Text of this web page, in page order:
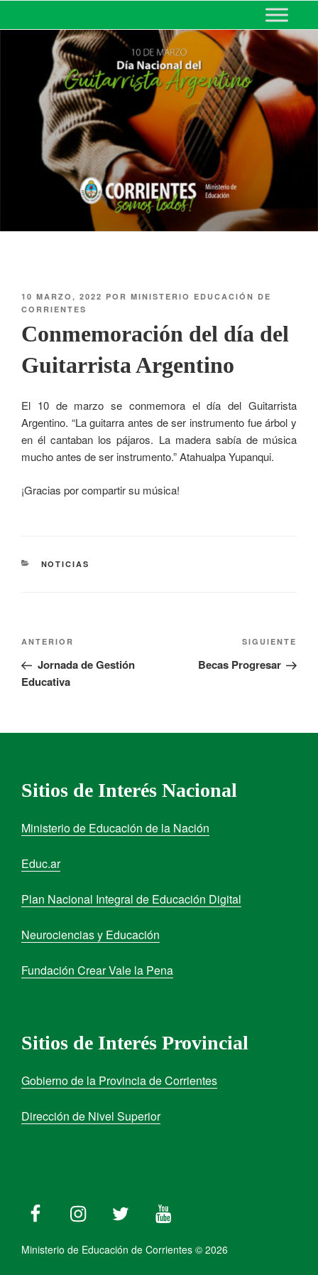
MINISTERIO DE EDUCACIÓN
DE CORRIENTES
10 MARZO, 2022 POR MINISTERIO EDUCACIÓN DE
CORRIENTES
Conmemoración del día del
Guitarrista Argentino
El 10 de marzo se conmemora el día del Guitarrista
Argentino. “La guitarra antes de ser instrumento fue árbol y
en él cantaban los pájaros. La madera sabía de música
mucho antes de ser instrumento.” Atahualpa Yupanqui.
¡Gracias por compartir su música!
NOTICIAS
ANTERIOR
Jornada de Gestión
Educativa
SIGUIENTE
Becas Progresar
Sitios de Interés Nacional
Ministerio de Educación de la Nación
Educ.ar
Plan Nacional Integral de Educación Digital
Neurociencias y Educación
Fundación Crear Vale la Pena
Sitios de Interés Provincial
Gobierno de la Provincia de Corrientes
Dirección de Nivel Superior
Ministerio de Educación de Corrientes © 2026